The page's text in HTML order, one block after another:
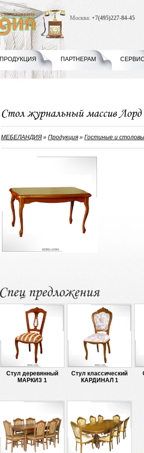
Москва: +7(495)227-84-45
ПРОДУКЦИЯ ПАРТНЕРАМ СЕРВИС
МЕБЕЛАНДИЯ» Продукция » Гостиные и
Стул деревянный
МАРКИЗ 1
Стул классический
КАРДИНАЛ 1